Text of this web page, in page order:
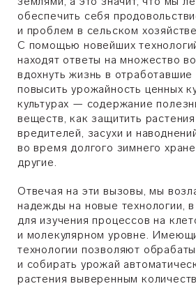
обеспечить себя
и проблем в сельском
С помощью новейших
находят ответы на множество
вдохнуть жизнь в
повысить урожайность ценных
культурах — содержание
веществ, как защитить
вредителей, засухи и
во время долгого зимнего
другие.
Отвечая на эти вызовы, мы
надежды на новые технологии,
для изучения процессов на
и молекулярном уровне.
технологии позволяют
и собирать урожай
растения выверенным